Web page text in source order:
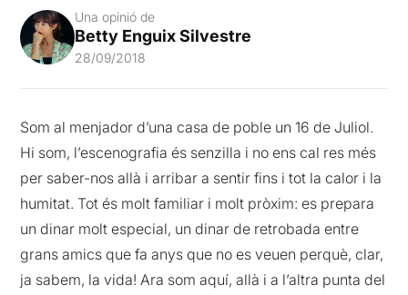
Una opinió de
Betty Enguix Silvestre
28/09/2018
Som al menjador d’una casa de poble un 16 de Juliol.
Hi som, l’escenografia és senzilla i no ens cal res més
per saber-nos allà i arribar a sentir fins i tot la calor i la
humitat. Tot és molt familiar i molt pròxim: es prepara
un dinar molt especial, un dinar de retrobada entre
grans amics que fa anys que no es veuen perquè, clar,
ja sabem, la vida! Ara som aquí, allà i a l’altra punta del